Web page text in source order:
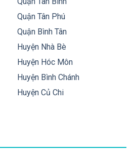
Quận Tân Phú
Quận Bình Tân
Huyện Nhà Bè
Huyện Hóc Môn
Huyện Bình Chánh
Huyện Củ Chi